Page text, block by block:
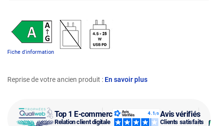
Top 1 E-commerce
Relation client digitale
Avis vérifiés
Clients satisfaits
Reprise de votre ancien produit : En savoir plus
Fiche d'information